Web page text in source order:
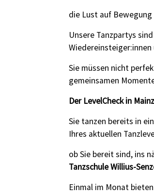
die Lust auf Bewegung
Unsere Tanzpartys
Wiedereinsteiger:innen
Sie müssen nicht
gemeinsamen
Der LevelCheck in
Sie tanzen bereits in
Ihres aktuellen
ob Sie bereit sind, ins
Tanzschule Willius-
Einmal im Monat